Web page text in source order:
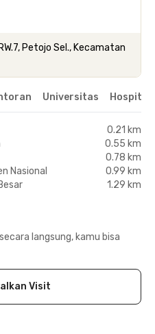
Petojo Sel., Kecamatan
Universitas Hospital
0.21 km
0.55 km
0.78 km
Nasional
0.99 km
1.29 km
langsung, kamu bisa
Visit